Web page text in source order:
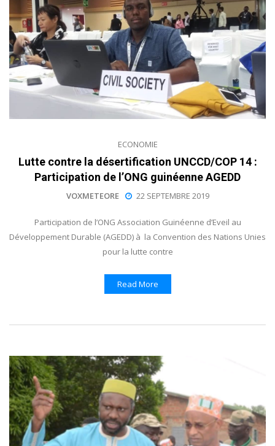
ECONOMIE
Lutte contre la désertification UNCCD/COP 14 :
Participation de l’ONG guinéenne AGEDD
VOXMETEORE 22 SEPTEMBRE 2019
Participation de l’ONG Association Guinéenne d’Eveil au
Développement Durable (AGEDD) à la Convention des Nations Unies
pour la lutte contre
Read More